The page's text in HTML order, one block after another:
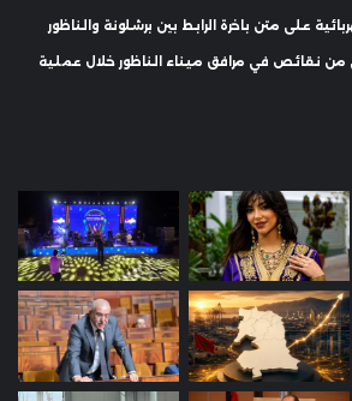
على متن باخرة الرابط بين برشلونة والناظور
من نقائص في مرافق ميناء الناظور خلال عملية